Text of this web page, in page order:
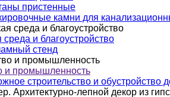
пристенные
камни для
среда и благоустройство
стенд
и промышленность
строительство и обустройство